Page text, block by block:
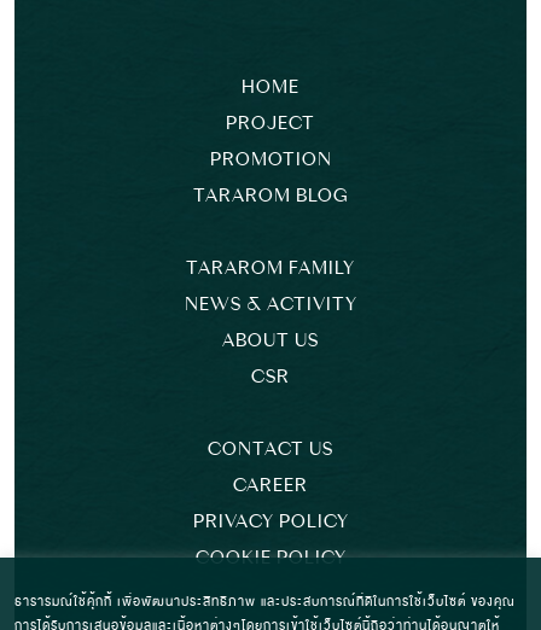
HOME
PROJECT
PROMOTION
TARAROM BLOG
TARAROM FAMILY
NEWS & ACTIVITY
ABOUT US
CSR
CONTACT US
CAREER
PRIVACY POLICY
COOKIE POLICY
ธารารมณ์ใช้คุ้กกี้ เพื่อพัฒนาประสิทธิภาพ และประสบการณ์ที่ดีในการใช้เว็บไซต์ ของคุณ
การได้รับการเสนอข้อมูลและเนื้อหาต่างๆโดยการเข้าใช้เว็บไซต์นี้ถือว่าท่านได้อนุญาตให้